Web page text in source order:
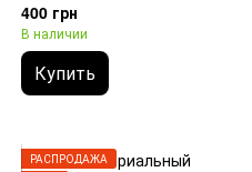
400 грн
В наличии
Купить
РАСПРОДАЖА